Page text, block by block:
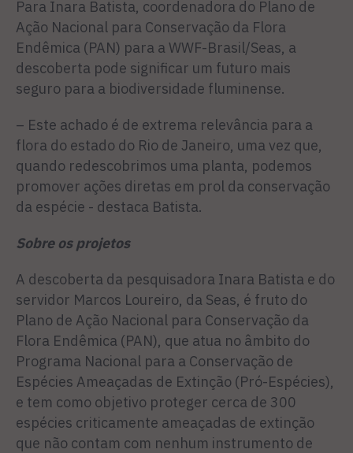
Para Inara Batista, coordenadora do Plano de
Ação Nacional para Conservação da Flora
Endêmica (PAN) para a WWF-Brasil/Seas, a
descoberta pode significar um futuro mais
seguro para a biodiversidade fluminense.
– Este achado é de extrema relevância para a
flora do estado do Rio de Janeiro, uma vez que,
quando redescobrimos uma planta, podemos
promover ações diretas em prol da conservação
da espécie - destaca Batista.
Sobre os projetos
A descoberta da pesquisadora Inara Batista e do
servidor Marcos Loureiro, da Seas, é fruto do
Plano de Ação Nacional para Conservação da
Flora Endêmica (PAN), que atua no âmbito do
Programa Nacional para a Conservação de
Espécies Ameaçadas de Extinção (Pró-Espécies),
e tem como objetivo proteger cerca de 300
espécies criticamente ameaçadas de extinção
que não contam com nenhum instrumento de